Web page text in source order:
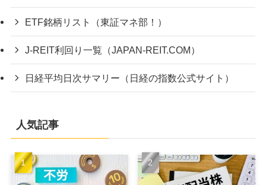
ETF銘柄リスト（東証マネ部！）
J-REIT利回り一覧（JAPAN-REIT.COM）
日経平均日次サマリー（日経の指数公式サイト）
人気記事